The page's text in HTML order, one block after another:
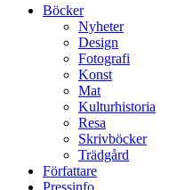
Böcker
Nyheter
Design
Fotografi
Konst
Mat
Kulturhistoria
Resa
Skrivböcker
Trädgård
Författare
Pressinfo